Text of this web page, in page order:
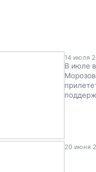
14 июля
В июле
20 июня